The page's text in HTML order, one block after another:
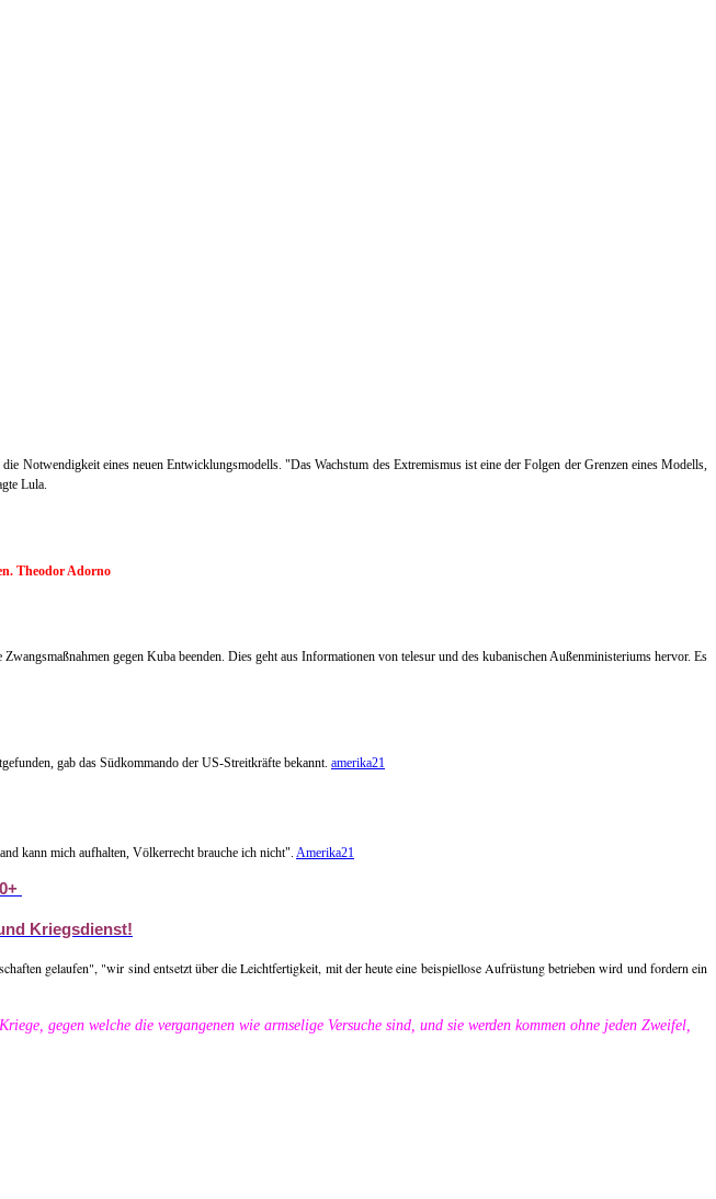
Notwendigkeit eines neuen Entwicklungsmodells. "Das Wachstum des Extremismus ist eine der Folgen der Grenzen eines Modells,
Lula.
Theodor Adorno
gegen Kuba beenden. Dies geht aus Informationen von telesur und des kubanischen Außenministeriums hervor. Es
gab das Südkommando der US-Streitkräfte bekannt. amerika21
kann mich aufhalten, Völkerrecht brauche ich nicht". Amerika21
Kriegsdienst!
gelaufen", "wir sind entsetzt über die Leichtfertigkeit, mit der heute eine beispiellose Aufrüstung betrieben wird und fordern ein
gegen welche die vergangenen wie armselige Versuche sind, und sie werden kommen ohne jeden Zweifel,